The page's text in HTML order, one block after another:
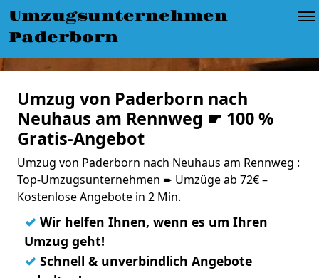
Umzugsunternehmen
Paderborn
Umzug von Paderborn nach
Neuhaus am Rennweg ☛ 100 %
Gratis-Angebot
Umzug von Paderborn nach Neuhaus am Rennweg :
Top-Umzugsunternehmen ➨ Umzüge ab 72€ –
Kostenlose Angebote in 2 Min.
✓ Wir helfen Ihnen, wenn es um Ihren
Umzug geht!
✓ Schnell & unverbindlich Angebote